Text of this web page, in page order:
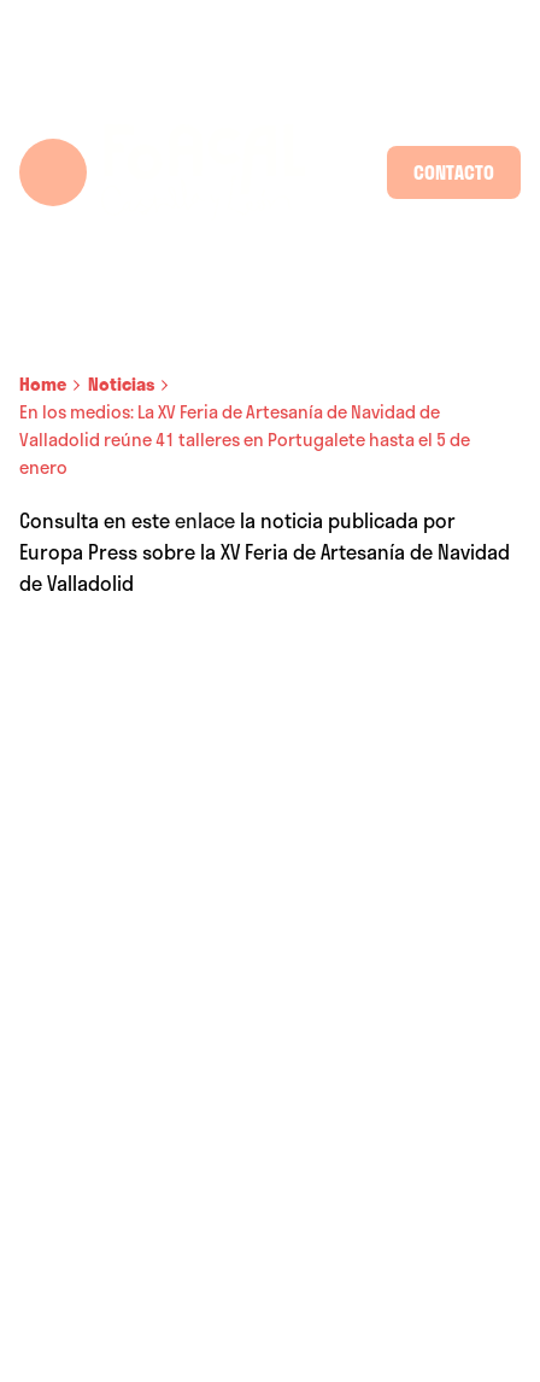
CONTACTO
Home
Noticias
En los medios: La XV Feria de Artesanía de Navidad de
Valladolid reúne 41 talleres en Portugalete hasta el 5 de
enero
Consulta en esteenlace la noticia publicada por
Europa Press sobre la XV Feria de Artesanía de Navidad
de Valladolid